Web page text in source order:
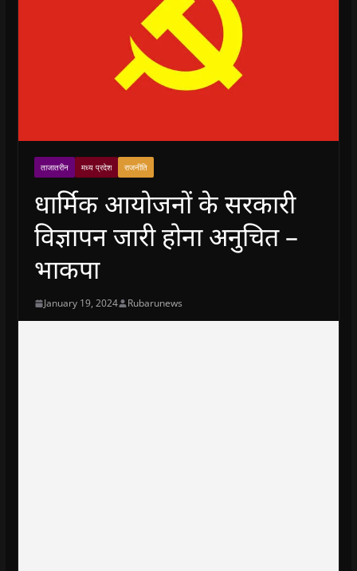
ताजातरीन मध्य प्रदेश राजनीति
धार्मिक आयोजनों के सरकारी
विज्ञापन जारी होना अनुचित –
भाकपा
January 19, 2024 Rubarunews